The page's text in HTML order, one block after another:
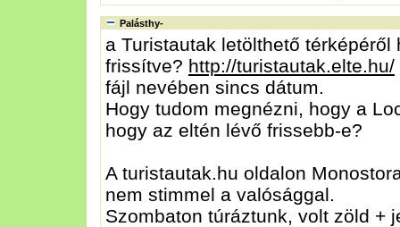
Palásthy-
a Turistautak letölthető
frissítve? http://turistautak.elte.hu/
fájl nevében sincs dátum.
Hogy tudom megnézni, hogy a
hogy az eltén lévő frissebb-e?
A turistautak.hu oldalon
nem stimmel a valósággal.
Szombaton túráztunk, volt zöld +